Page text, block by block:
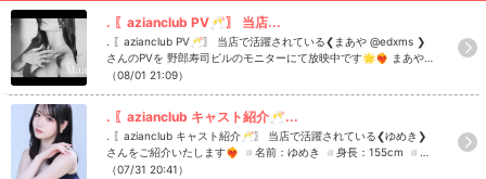
. 〖azianclub PV🥂〗 当店...
. 〖azianclub PV🥂〗 当店で活躍されている❮まあや @edxms ❯
さんのPVを 野郎寿司ビルのモニターにて放映中です🌟❤️‍🔥 まあや
さん以外に店内も撮影してますので、ぜひご覧ください🥰⁡ ⁡ aziancl
ある方はお気軽にDMをしてください✉️✨ #azianclub #アジアン
クラブ #キャバクラ #シャンパン #歌舞伎町キャバクラ Instagram
で記事を開くazian clubさんのインスタのフォローといいね！もお
願いします❤︎
（08/01 21:09）
. 〖azianclub キャスト紹介🥂...
. 〖azianclub キャスト紹介🥂〗 当店で活躍されている❮ゆめき❯
さんをご紹介いたします❤️‍🔥 ◽️名前：ゆめき ◽️身長：155cm ◽️誕
生日：1月21日 ◽️出身：東京 ◽️休日の過ごし方：毛布にくるまっ
（07/31 20:41）